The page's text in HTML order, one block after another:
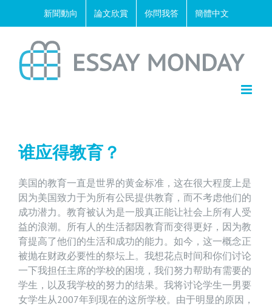
新聞動向 論文欣賞 你問我答 簡體中文
谁应得教育？
美国的教育一直是世界的黄金标准，这在很大程度上是
因为美国致力于为所有公民提供教育，而不考虑他们的
成功潜力。教育被认为是一股真正能让社会上所有人受
益的浪潮。所有人的生活都因教育而变得更好，因为教
育提高了他们的生活和成功的能力。如今，这一概念正
被抛在财政必要性的祭坛上。我想花点时间和你们讨论
一下我担任主席的学校的困境，我们努力帮助有需要的
学生，以及我学校的努力的结果。我将讨论学生一男要
女学生从2007年到现在的这所学校。由于明显的原因，